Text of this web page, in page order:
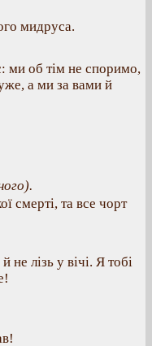
мидруса.
ми об тім не споримо,
а ми за вами й
смерті, та все чорт
лізь у вічі. Я тобі